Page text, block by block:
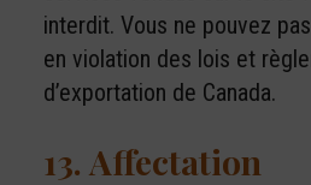
interdit. Vous ne pouvez
en violation des lois et
d’exportation de Canada.
13. Affectation